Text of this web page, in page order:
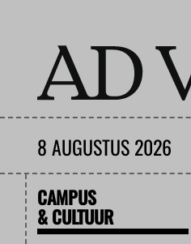
8 AUGUSTUS 2026
CAMPUS
& CULTUUR